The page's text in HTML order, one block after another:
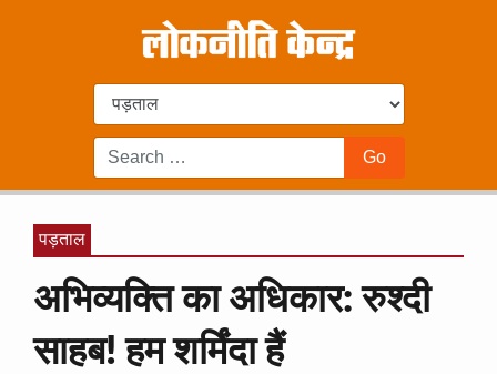
पड़ताल
अभिव्यक्ति का अधिकार: रुश्दी
साहब! हम शर्मिंदा हैं